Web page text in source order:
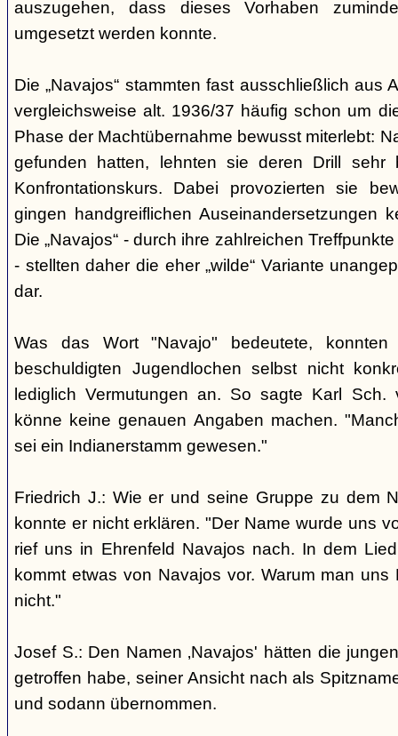
auszugehen, dass dieses Vorhaben
umgesetzt werden konnte.
Die „Navajos“ stammten fast ausschließlich aus
vergleichsweise alt. 1936/37 häufig schon um
Phase der Machtübernahme bewusst miterlebt:
gefunden hatten, lehnten sie deren Drill
Konfrontationskurs. Dabei provozierten sie
gingen handgreiflichen Auseinandersetzungen
Die „Navajos“ - durch ihre zahlreichen
- stellten daher die eher „wilde“ Variante
dar.
Was das Wort "Navajo" bedeutete, konnten
beschuldigten Jugendlochen selbst nicht
lediglich Vermutungen an. So sagte Karl
könne keine genauen Angaben machen.
sei ein Indianerstamm gewesen."
Friedrich J.: Wie er und seine Gruppe zu dem
konnte er nicht erklären. "Der Name wurde uns
rief uns in Ehrenfeld Navajos nach. In dem
kommt etwas von Navajos vor. Warum man
nicht."
Josef S.: Den Namen ‚Navajos' hätten die
getroffen habe, seiner Ansicht nach als
und sodann übernommen.